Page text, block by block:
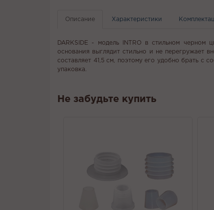
Описание Характеристики
DARKSIDE - модель INTRO в стильном черном
основания выглядит стильно и не перегружает
составляет 41,5 см, поэтому его удобно брать с
упаковка.
Не забудьте купить